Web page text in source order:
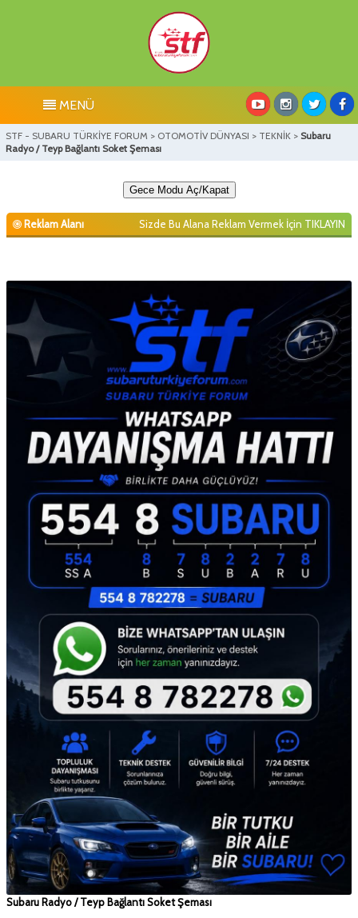
MENÜ
STF - SUBARU TÜRKİYE FORUM > OTOMOTİV DÜNYASI > TEKNİK > Subaru
Radyo / Teyp Bağlantı Soket Şeması
Gece Modu Aç/Kapat
Reklam Alanı Sizde Bu Alana Reklam Vermek İçin TIKLAYIN
Subaru Radyo / Teyp Bağlantı Soket Şeması